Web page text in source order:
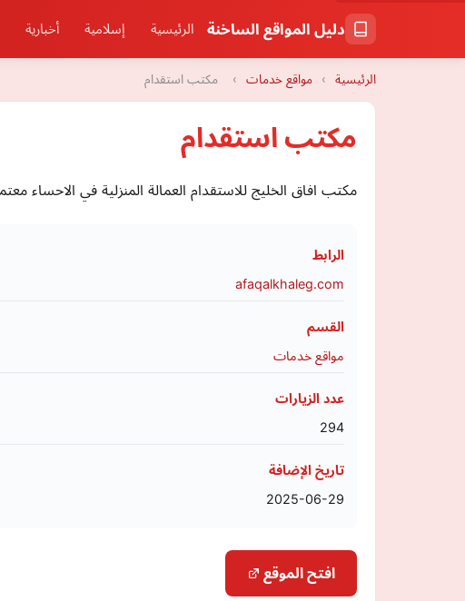
دليل المواقع الساخنة الرئيسية إسلامية أخبارية
الرئيسية › مواقع خدمات › مكتب استقدام
مكتب استقدام
مكتب افاق الخليج للاستقدام العمالة المنزلية في الاحساء
الرابط
afaqalkhaleg.com
القسم
مواقع خدمات
عدد الزيارات
294
تاريخ الإضافة
2025-06-29
افتح الموقع